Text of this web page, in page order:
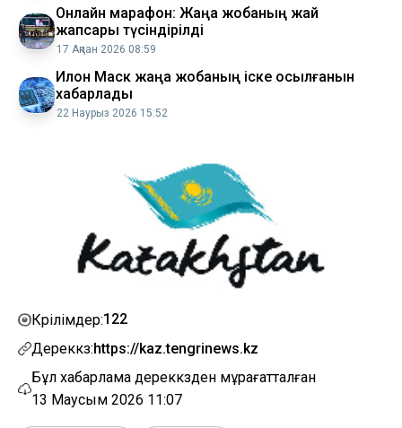
Онлайн марафон: Жаңа жобаның жай
жапсары түсіндірілді
17 Ақпан 2026 08:59
Илон Маск жаңа жобаның іске қосылғанын
хабарлады
22 Наурыз 2026 15:52
Көрілімдер:122
Дереккөз:https://kaz.tengrinews.kz
Бұл хабарлама дереккөзден мұрағатталған
13 Маусым 2026 11:07